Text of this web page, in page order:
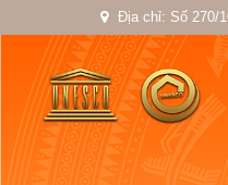
Địa chỉ: Số 270/